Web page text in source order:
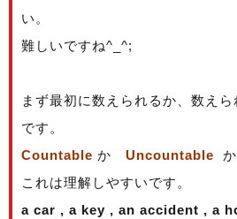
い。
難しいですね^_^;
まず最初に数えられるか、数え
です。
Countable か Uncountable
これは理解しやすいです。
a car , a key , an accident , a